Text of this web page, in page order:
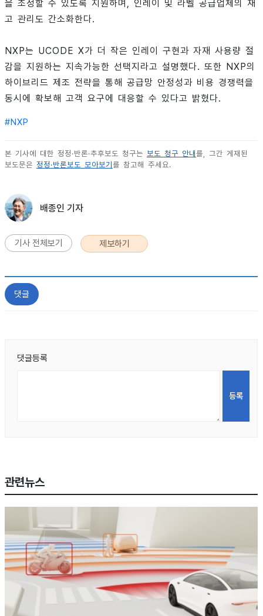
을 조정할 수 있도록 지원하며, 인레이 및 라벨 공급업체의 재
고 관리도 간소화한다.
NXP는 UCODE X가 더 작은 인레이 구현과 자재 사용량 절
감을 지원하는 지속가능한 선택지라고 설명했다. 또한 NXP의
하이브리드 제조 전략을 통해 공급망 안정성과 비용 경쟁력을
동시에 확보해 고객 요구에 대응할 수 있다고 밝혔다.
#NXP
본 기사에 대한 정정·반론·추후보도 청구는 보도 청구 안내 를, 그간 게재된
보도문은 정정·반론보도 모아보기 를 참고해 주세요.
배종인 기자
기사 전체보기 제보하기
댓글
댓글등록
관련뉴스